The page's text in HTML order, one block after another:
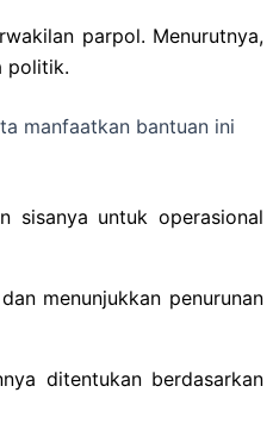
parpol. Menurutnya,
politik.
manfaatkan bantuan ini
sisanya untuk operasional
menunjukkan penurunan
ditentukan berdasarkan